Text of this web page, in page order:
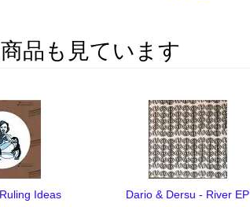
品も見ています
Ideas Dario & Dersu - River EP